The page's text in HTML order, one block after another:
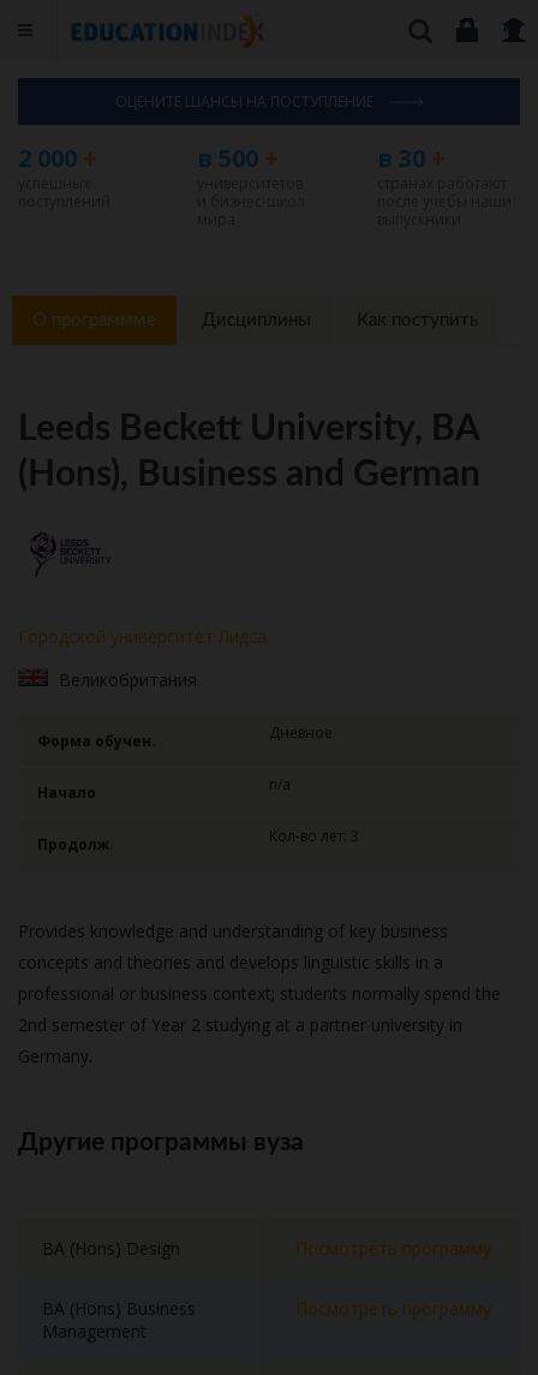
ОЦЕНИТЕ ШАНСЫ НА ПОСТУПЛЕНИЕ
2 000 + в 500 + в 30+
О программме Дисциплины Как поступить
Leeds Beckett University, BA
(Hons), Business and German
Городской университет Лидса
Великобритания
Форма обучен. Дневное
Начало n/a
Продолж. Кол-во лет: 3
Provides knowledge and understanding of key business
concepts and theories and develops linguistic skills in a
professional or business context; students normally spend the
2nd semester of Year 2 studying at a partner university in
Germany.
Другие программы вуза
BA (Hons) Design Посмотреть программу
BA (Hons) Business
Management
Посмотреть программу